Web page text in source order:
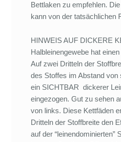
Bettlaken zu empfehlen.
kann von der tatsächlichen
HINWEIS AUF DICKERE
Halbleinengewebe hat
Auf zwei Dritteln der
des Stoffes im Abstand von
ein SICHTBAR dickerer
eingezogen. Gut zu sehen
von links. Diese Kettfäden
Dritteln der Stoffbreite den
auf der “leinendominierten”